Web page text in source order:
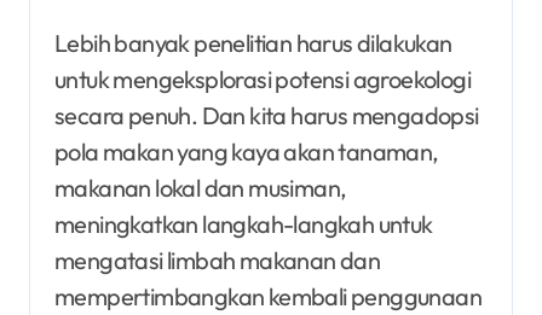
Lebih banyak penelitian harus dilakukan
untuk mengeksplorasi potensi agroekologi
secara penuh. Dan kita harus mengadopsi
pola makan yang kaya akan tanaman,
makanan lokal dan musiman,
meningkatkan langkah-langkah untuk
mengatasi limbah makanan dan
mempertimbangkan kembali penggunaan